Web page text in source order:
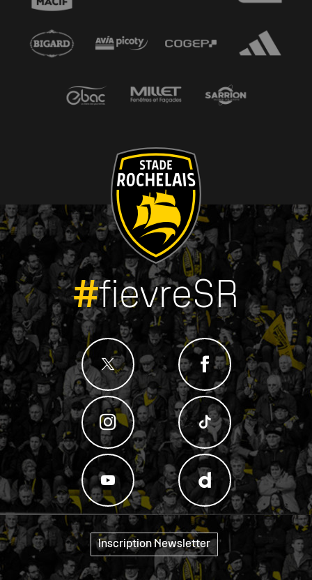
#fievreSR
Inscription Newsletter "